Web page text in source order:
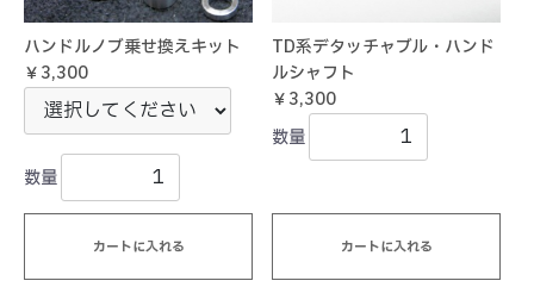
ハンドルノブ乗せ換えキット
￥3,300
数量
カートに入れる
TD系デタッチャブル・ハンド
ルシャフト
￥3,300
数量
カートに入れる